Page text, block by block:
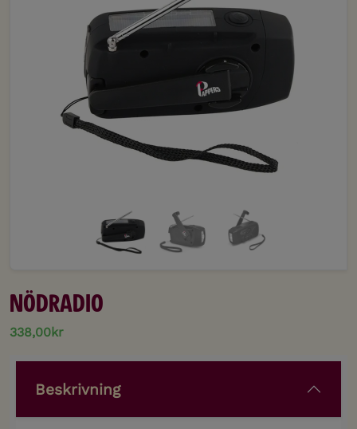
Nödradio
338,00kr
Beskrivning